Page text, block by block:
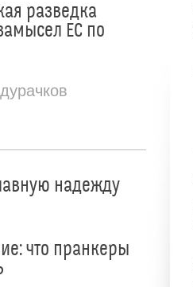
разведка
ЕС по
надежду
что пранкеры